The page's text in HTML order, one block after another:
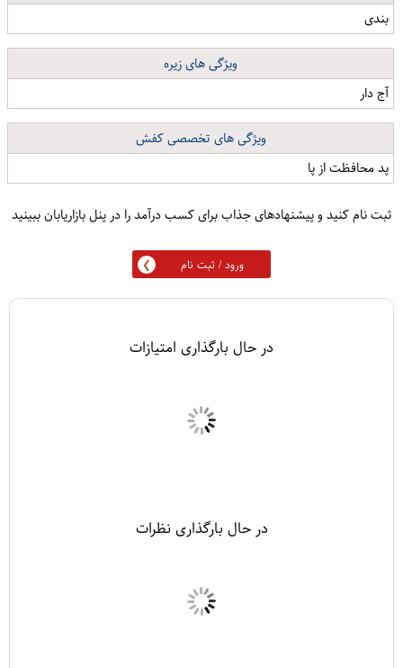
بندی
ویژگی های زیره
آج دار
ویژگی های تخصصی کفش
پد محافظت از پا
ثبت نام کنید و پیشنهادهای جذاب برای کسب درآمد را در پنل بازاریابان ببینید
ورود / ثبت نام
در حال بارگذاری امتیازات
در حال بارگذاری نظرات